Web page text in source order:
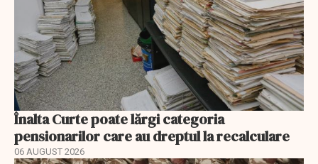
Înalta Curte poate lărgi categoria
pensionarilor care au dreptul la recalculare
06 AUGUST 2026